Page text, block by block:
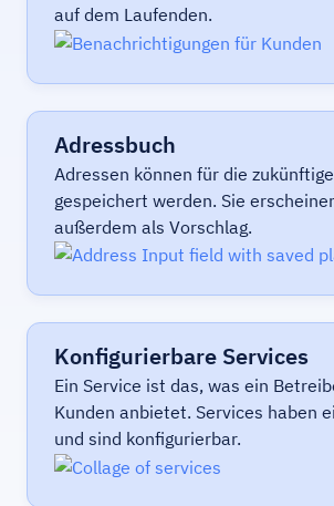
auf dem Laufenden.
Adressbuch
Adressen können für die
gespeichert werden. Sie
außerdem als Vorschlag.
Konfigurierbare Services
Ein Service ist das, was ein
Kunden anbietet. Services haben
und sind konfigurierbar.